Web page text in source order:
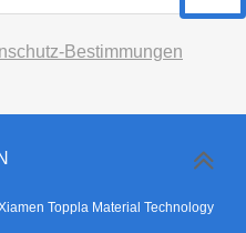
Bestimmungen
Toppla Material Technology